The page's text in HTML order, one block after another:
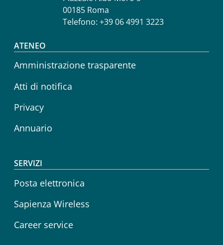
00185 Roma
Telefono: +39 06 4991 3223
Footer menu
ATENEO
Amministrazione trasparente
Atti di notifica
Privacy
Annuario
SERVIZI
Posta elettronica
Sapienza Wireless
Career service